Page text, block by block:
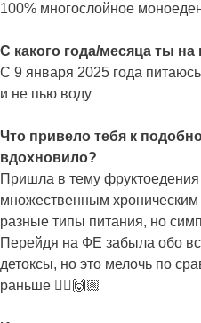
100% многослойное
С какого года/месяца ты
С 9 января 2025 года
и не пью воду
Что привело тебя к
вдохновило?
Пришла в тему фруктоедения
множественным
разные типы питания, но
Перейдя на ФЕ забыла обо
детоксы, но это мелочь по
раньше 🙂‍↔️🙌🏼